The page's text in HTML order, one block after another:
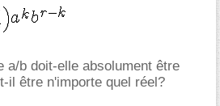
a/b doit-elle absolument être
il être n'importe quel réel?